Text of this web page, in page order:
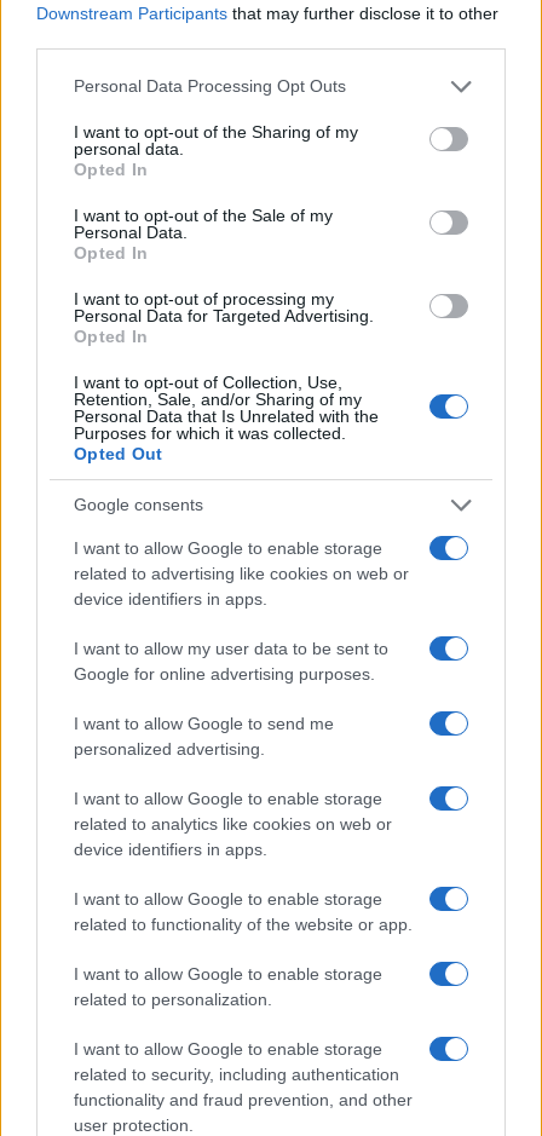
Downstream Participants that may further disclose it to other
Please note that this website/app uses one or more Google
not limited to your visit or usage behaviour. You may click to
grant or deny consent to Google and its third-party tags to
use your data for below specified purposes in below Google
consent section.
Personal Data Processing Opt Outs
I want to opt-out of the Sharing of my
personal data.
Opted In
I want to opt-out of the Sale of my
Personal Data.
Opted In
I want to opt-out of processing my
Personal Data for Targeted Advertising.
Opted In
I want to opt-out of Collection, Use,
Retention, Sale, and/or Sharing of my
Personal Data that Is Unrelated with the
Purposes for which it was collected.
Opted Out
Google consents
I want to allow Google to enable storage
related to advertising like cookies on web or
device identifiers in apps.
I want to allow my user data to be sent to
Google for online advertising purposes.
I want to allow Google to send me
personalized advertising.
I want to allow Google to enable storage
related to analytics like cookies on web or
device identifiers in apps.
I want to allow Google to enable storage
related to functionality of the website or app.
I want to allow Google to enable storage
related to personalization.
I want to allow Google to enable storage
related to security, including authentication
functionality and fraud prevention, and other
user protection.
amante dell’architettura, un viaggiatore in cerca di
paesaggi mozzafiato o semplicemente qualcuno
che vuole trascorrere una giornata diversa lontano
svizzeri hanno qualcosa da offrire. Bellinzona con il
suo trittico UNESCO e Sargans con la sua torre-
museo sono due punti di partenza eccellenti per un
viaggio che, una volta iniziato, difficilmente vorrai
AUTORE
Alessandro Tassinari
Alessandro Tassinari, torinese con passaporto
redazione predilige longform, sostiene
l'attenzione al paesaggio e conserva un
taccuino logoro con mappe disegnate a